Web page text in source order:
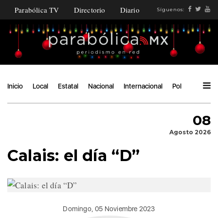
Parabólica TV Directorio Diario Síguenos:
Inicio Local Estatal Nacional Internacional Política
08
Agosto 2026
Calais: el día “D”
Domingo, 05 Noviembre 2023